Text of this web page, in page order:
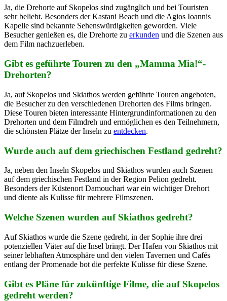
Ja, die Drehorte auf Skopelos sind zugänglich und bei Touristen
sehr beliebt. Besonders der Kastani Beach und die Agios Ioannis
Kapelle sind bekannte Sehenswürdigkeiten geworden. Viele
Besucher genießen es, die Drehorte zu erkunden und die Szenen aus
dem Film nachzuerleben.
Gibt es geführte Touren zu den „Mamma Mia!“-
Drehorten?
Ja, auf Skopelos und Skiathos werden geführte Touren angeboten,
die Besucher zu den verschiedenen Drehorten des Films bringen.
Diese Touren bieten interessante Hintergrundinformationen zu den
Drehorten und dem Filmdreh und ermöglichen es den Teilnehmern,
die schönsten Plätze der Inseln zu entdecken.
Wurde auch auf dem griechischen Festland gedreht?
Ja, neben den Inseln Skopelos und Skiathos wurden auch Szenen
auf dem griechischen Festland in der Region Pelion gedreht.
Besonders der Küstenort Damouchari war ein wichtiger Drehort
und diente als Kulisse für mehrere Filmszenen.
Welche Szenen wurden auf Skiathos gedreht?
Auf Skiathos wurde die Szene gedreht, in der Sophie ihre drei
potenziellen Väter auf die Insel bringt. Der Hafen von Skiathos mit
seiner lebhaften Atmosphäre und den vielen Tavernen und Cafés
entlang der Promenade bot die perfekte Kulisse für diese Szene.
Gibt es Pläne für zukünftige Filme, die auf Skopelos
gedreht werden?